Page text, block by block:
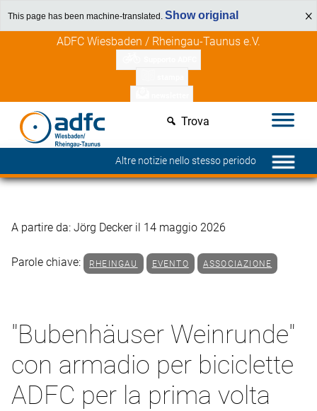
This page has been machine-translated. Show original
Scopri i vantaggi per i membri
ADFC Wiesbaden / Rheingau-Taunus e.V.
Trova
Altre notizie nello stesso periodo
A partire da: Jörg Decker il 14 maggio 2026
Parole chiave: RHEINGAU EVENTO ASSOCIAZIONE
"Bubenhäuser Weinrunde"
con armadio per biciclette
ADFC per la prima volta